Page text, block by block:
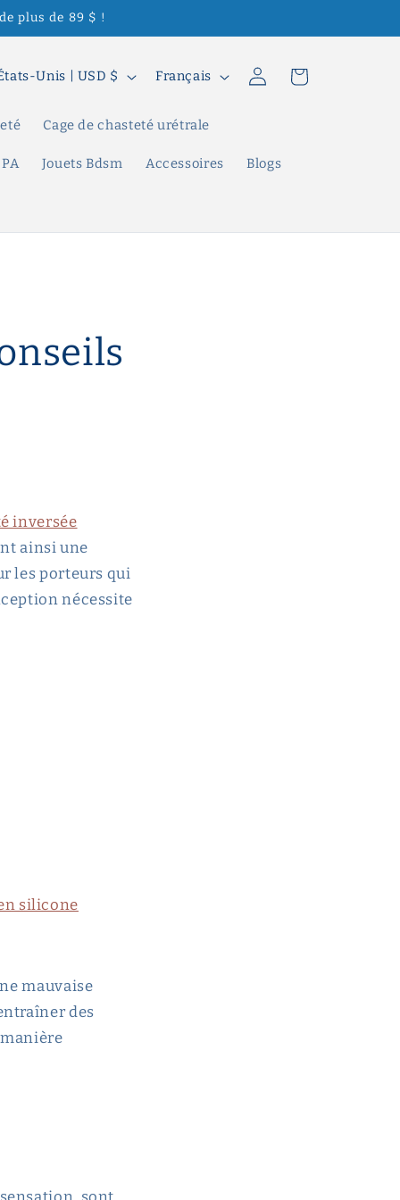
plus de 89 $ !
Cage de chasteté urétrale
Jouets Bdsm Accessoires Blogs
États-Unis | USD $
L
n
g
Français ConnexionPanier
inversée
ainsi une
les porteurs qui
nécessite
silicone
mauvaise
des